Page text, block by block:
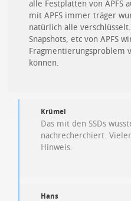
alle Festplatten von APFS
mit APFS immer träger
natürlich alle
Snapshots, etc von APFS
Fragmentierungsproblem
können.
Krümel
Das mit den SSDs
nachrecherchiert.
Hinweis.
Hans